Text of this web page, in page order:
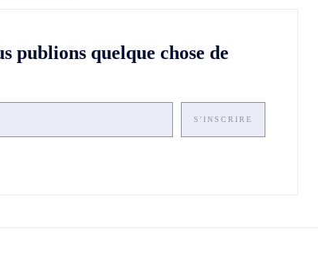
publions quelque chose de
S'INSCRIRE